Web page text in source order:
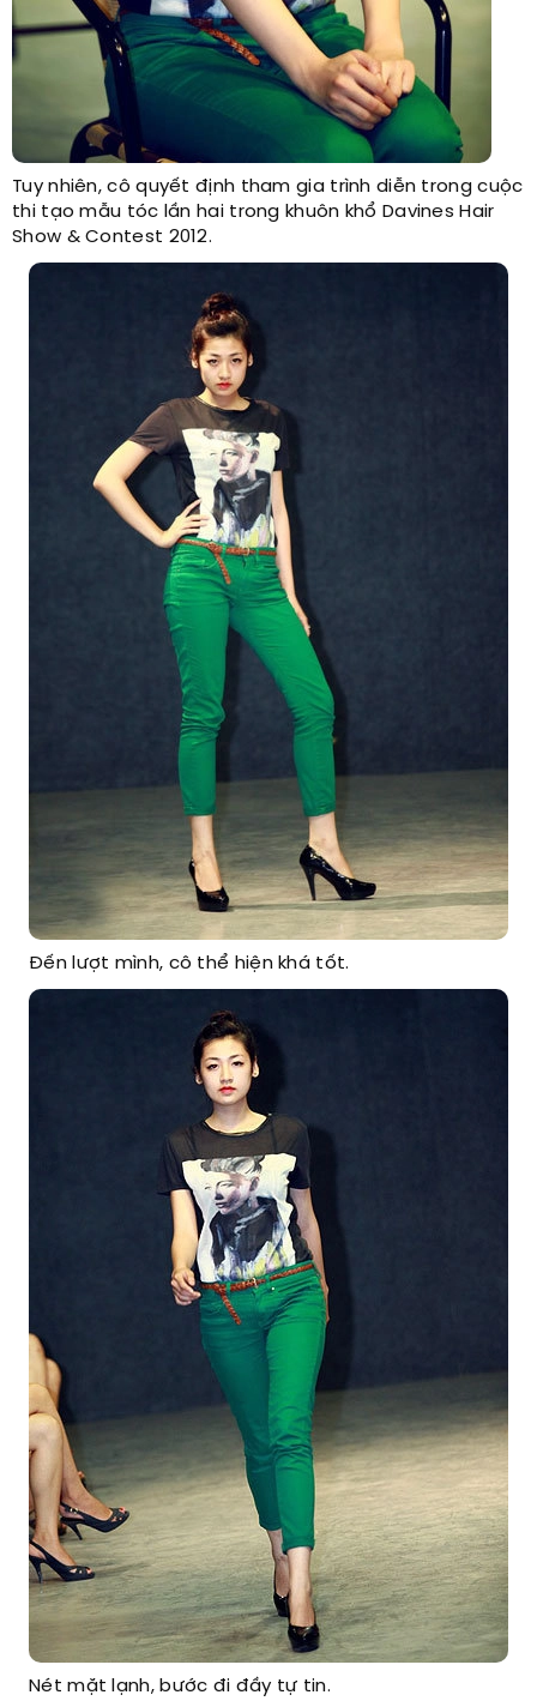
Tuy nhiên, cô quyết định tham gia trình diễn trong cuộc
thi tạo mẫu tóc lần hai trong khuôn khổ Davines Hair
Show & Contest 2012.
Đến lượt mình, cô thể hiện khá tốt.
Nét mặt lạnh, bước đi đầy tự tin.